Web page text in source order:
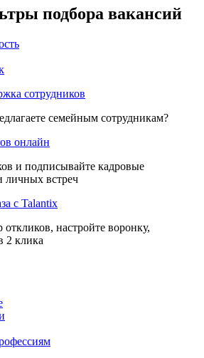
подбора вакансий
сотрудников
семейным сотрудникам?
онлайн
и подписывайте кадровые
личных встреч
с Talantix
настройте воронку,
2 клика